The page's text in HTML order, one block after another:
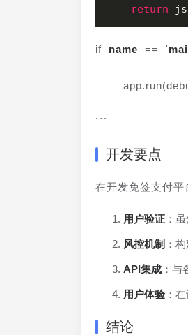
return
if name == '
```
开发要点
在开发免签支付平
用户验证 ：
风控机制 ：
API集成 ：
用户体验：在
结论